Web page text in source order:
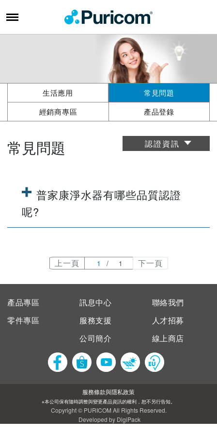
生活應用
常見問題
經銷商專區
產品登錄
常見問題 認證資訊
普家康淨水器有哪些品質認證
呢?
上一頁 / 1 下一頁
產品專區
零件專區
訊息中心
服務支援
公司簡介
聯絡我們
人才招募
線上商店
服務條款與隱私政策
※本公司保有隨時調整與變更產品資訊的權利，恕不另行告知。
Copyright © PURICOM All Rights Reserved.
Developed by DigiPack